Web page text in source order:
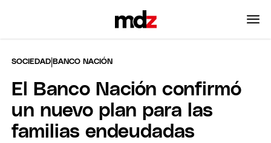
SOCIEDAD |BANCO NACIÓN
El Banco Nación confirmó
un nuevo plan para las
familias endeudadas